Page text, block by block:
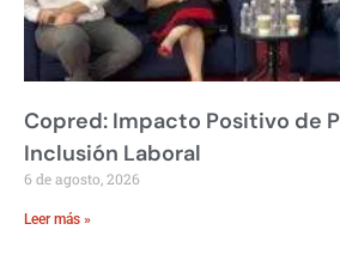
Copred: Impacto Positivo de
Inclusión Laboral
6 de agosto, 2026
Leer más »